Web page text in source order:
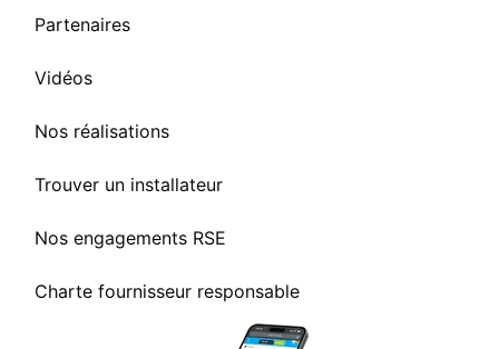
Partenaires
Vidéos
Nos réalisations
Trouver un installateur
Nos engagements RSE
Charte fournisseur responsable